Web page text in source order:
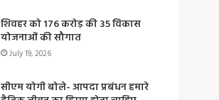
शिवहर को 176 करोड़ की 35 विकास
योजनाओं की सौगात
July 19, 2026
सीएम योगी बोले- आपदा प्रबंधन हमारे